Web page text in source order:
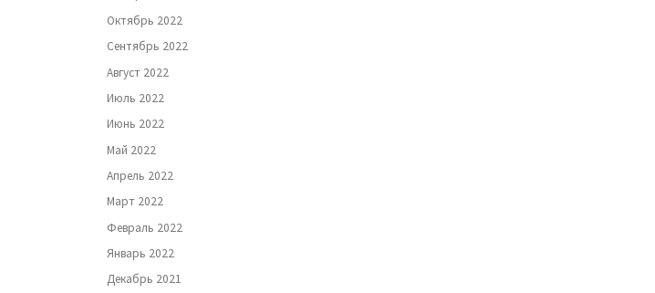
Октябрь 2022
Сентябрь 2022
Август 2022
Июль 2022
Июнь 2022
Май 2022
Апрель 2022
Март 2022
Февраль 2022
Январь 2022
Декабрь 2021